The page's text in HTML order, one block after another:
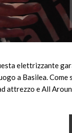
elettrizzante
a Basilea.
attrezzo e All